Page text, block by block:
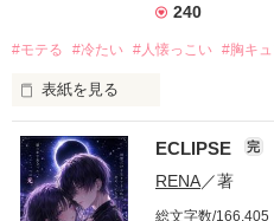
240
#モテる #冷たい #人懐っこい #胸キ
表紙を見る
「好きだったから、別れを選んだ
モテる人を好きになるのが怖かっ
ECLIPSE 完
RENA／著
総文字数/166,405